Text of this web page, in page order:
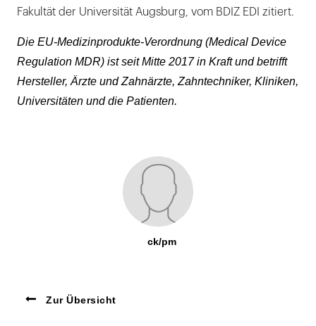
Fakultät der Universität Augsburg, vom BDIZ EDI zitiert.
Die EU-Medizinprodukte-Verordnung (Medical Device
Regulation MDR) ist seit Mitte 2017 in Kraft und betrifft
Hersteller, Ärzte und Zahnärzte, Zahntechniker, Kliniken,
Universitäten und die Patienten.
ck/pm
Zur Übersicht